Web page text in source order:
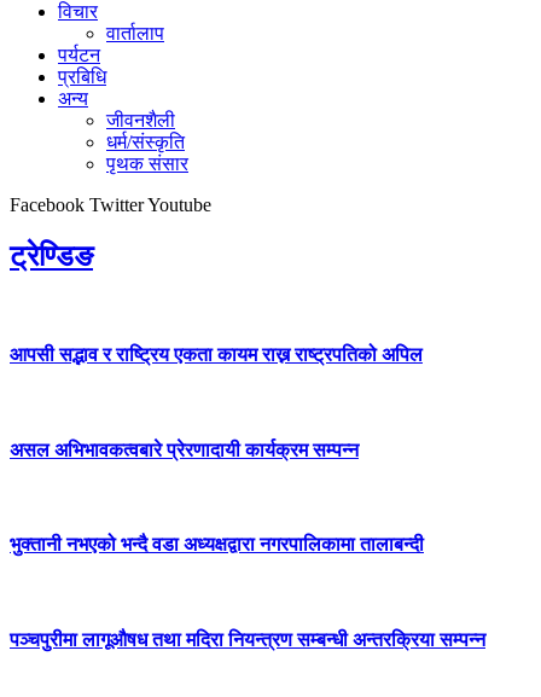
विचार
वार्तालाप
पर्यटन
प्रबिधि
अन्य
जीवनशैली
धर्म/संस्कृति
पृथक संसार
Facebook TwitterYoutube
ट्रेण्डिङ
आपसी सद्भाव र राष्ट्रिय एकता कायम राख्न राष्ट्रपतिको अपिल
असल अभिभावकत्वबारे प्रेरणादायी कार्यक्रम सम्पन्न
भुक्तानी नभएको भन्दै वडा अध्यक्षद्वारा नगरपालिकामा तालाबन्दी
पञ्चपुरीमा लागूऔषध तथा मदिरा नियन्त्रण सम्बन्धी अन्तरक्रिया सम्पन्न